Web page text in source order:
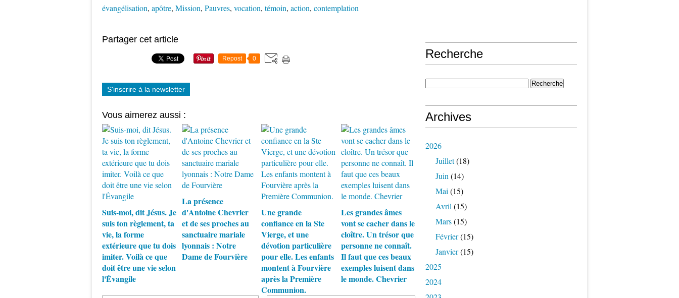
évangélisation, apôtre, Mission, Pauvres, vocation, témoin, action, contemplation
Partager cet article
Repost 0
S'inscrire à la newsletter
Vous aimerez aussi :
Suis-moi, dit Jésus. Je
suis ton règlement, ta
vie, la forme
extérieure que tu dois
imiter. Voilà ce que
doit être une vie selon
l'Évangile
La présence
d'Antoine Chevrier
et de ses proches au
sanctuaire mariale
lyonnais : Notre
Dame de Fourvière
Une grande
confiance en la Ste
Vierge, et une
dévotion particulière
pour elle. Les enfants
montent à Fourvière
après la Première
Communion.
Les grandes âmes
vont se cacher dans le
cloître. Un trésor que
personne ne connaît.
Il faut que ces beaux
exemples luisent dans
le monde. Chevrier
Recherche
Archives
2026
Juillet(18)
Juin (14)
Mai (15)
Avril (15)
Mars(15)
Février(15)
Janvier(15)
2025
2024